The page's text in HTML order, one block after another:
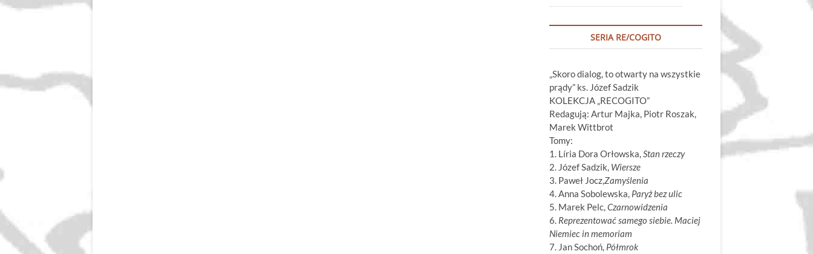
SERIA RE/COGITO
„Skoro dialog, to otwarty na wszystkie
prądy” ks. Józef Sadzik
KOLEKCJA „RECOGITO”
Redagują: Artur Majka, Piotr Roszak,
Marek Wittbrot
Tomy:
1. Líria Dora Orłowska,Stan rzeczy
2. Józef Sadzik, Wiersze
3. Paweł Jocz,Zamyślenia
4. Anna Sobolewska, Paryż bez ulic
5. Marek Pelc,Czarnowidzenia
6. Reprezentować samego siebie. Maciej
Niemiec in memoriam
7. Jan Sochoń, Półmrok